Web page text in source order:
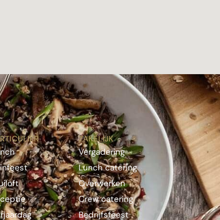
ZAKELIJK
Vergadering
Lunch catering
Overwerken
Crew catering
Bedrijfsfeest